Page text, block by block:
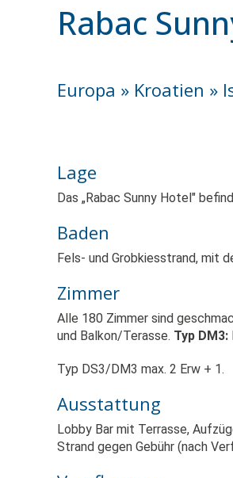
Rabac
Europa » Kroatien »
Lage
Das „Rabac Sunny Hotel"
Baden
Fels- und Grobkiesstrand, mit
Zimmer
Alle 180 Zimmer sind
und Balkon/Terasse. Typ DM3:
Typ DS3/DM3 max. 2 Erw + 1.
Ausstattung
Lobby Bar mit Terrasse,
Strand gegen Gebühr (nach